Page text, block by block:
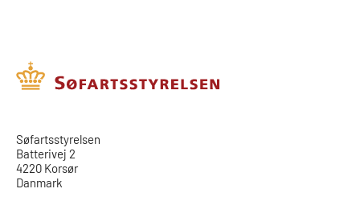
​​Søfartsstyrelsen
Batterivej 2
4220 Korsør
Danmark